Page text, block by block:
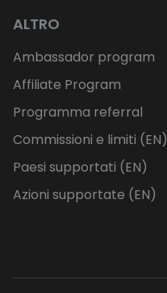
ALTRO
Ambassador program
Affiliate Program
Programma referral
Commissioni e limiti (EN)
Paesi supportati (EN)
Azioni supportate (EN)